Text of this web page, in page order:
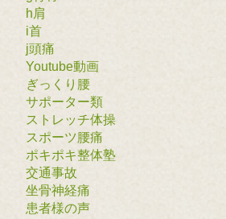
h肩
i首
j頭痛
Youtube動画
ぎっくり腰
サポーター類
ストレッチ体操
スポーツ腰痛
ポキポキ整体塾
交通事故
坐骨神経痛
患者様の声